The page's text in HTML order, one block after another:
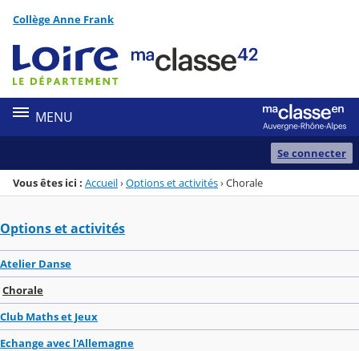
Menu de la rubrique
Contenu
Collège Anne Frank
MENU
Se connecter
Vous êtes ici : Accueil›Options et activités›Chorale
Options et activités
Atelier Danse
Chorale
Club Maths et Jeux
Echange avec l'Allemagne